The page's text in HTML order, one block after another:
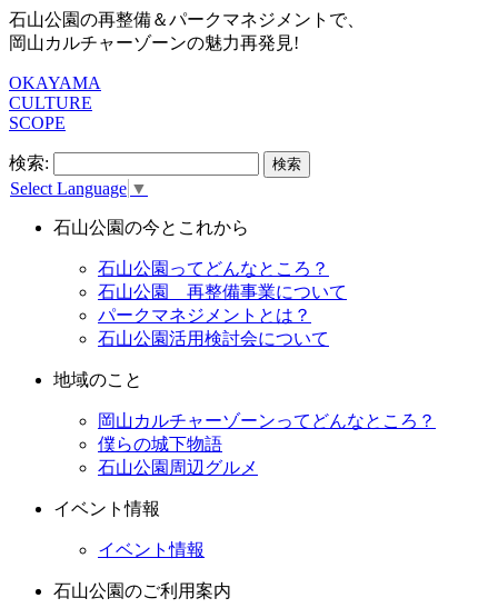
石山公園の再整備＆パークマネジメントで、
岡山カルチャーゾーンの魅力再発見!
OKAYAMA
CULTURE
SCOPE
検索:
Select Language ▼
石山公園の今とこれから
石山公園ってどんなところ？
石山公園 再整備事業について
パークマネジメントとは？
石山公園活用検討会について
地域のこと
岡山カルチャーゾーンってどんなところ？
僕らの城下物語
石山公園周辺グルメ
イベント情報
イベント情報
石山公園のご利用案内